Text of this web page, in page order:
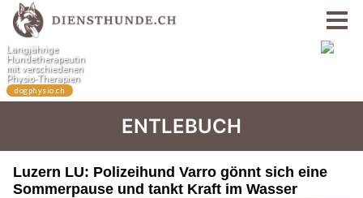
ENTLEBUCH
Luzern LU: Polizeihund Varro gönnt sich eine
Sommerpause und tankt Kraft im Wasser